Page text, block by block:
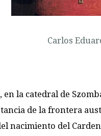
Carlos
en la catedral de
de la frontera
nacimiento del